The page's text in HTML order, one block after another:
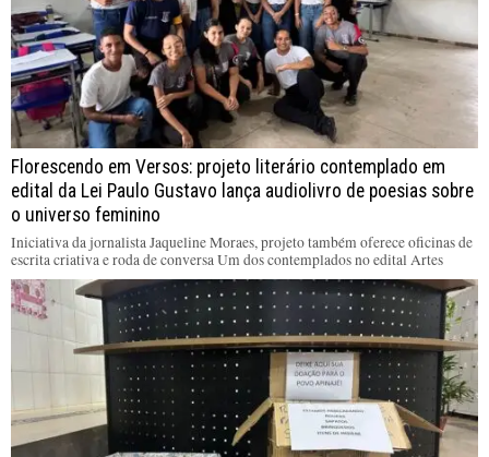
Florescendo em Versos: projeto literário contemplado em
edital da Lei Paulo Gustavo lança audiolivro de poesias sobre
o universo feminino
Iniciativa da jornalista Jaqueline Moraes, projeto também oferece oficinas de
escrita criativa e roda de conversa Um dos contemplados no edital Artes